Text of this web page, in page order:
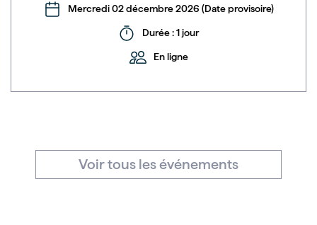
Mercredi 02 décembre 2026 (Date provisoire)
Durée : 1 jour
En ligne
Voir tous les événements